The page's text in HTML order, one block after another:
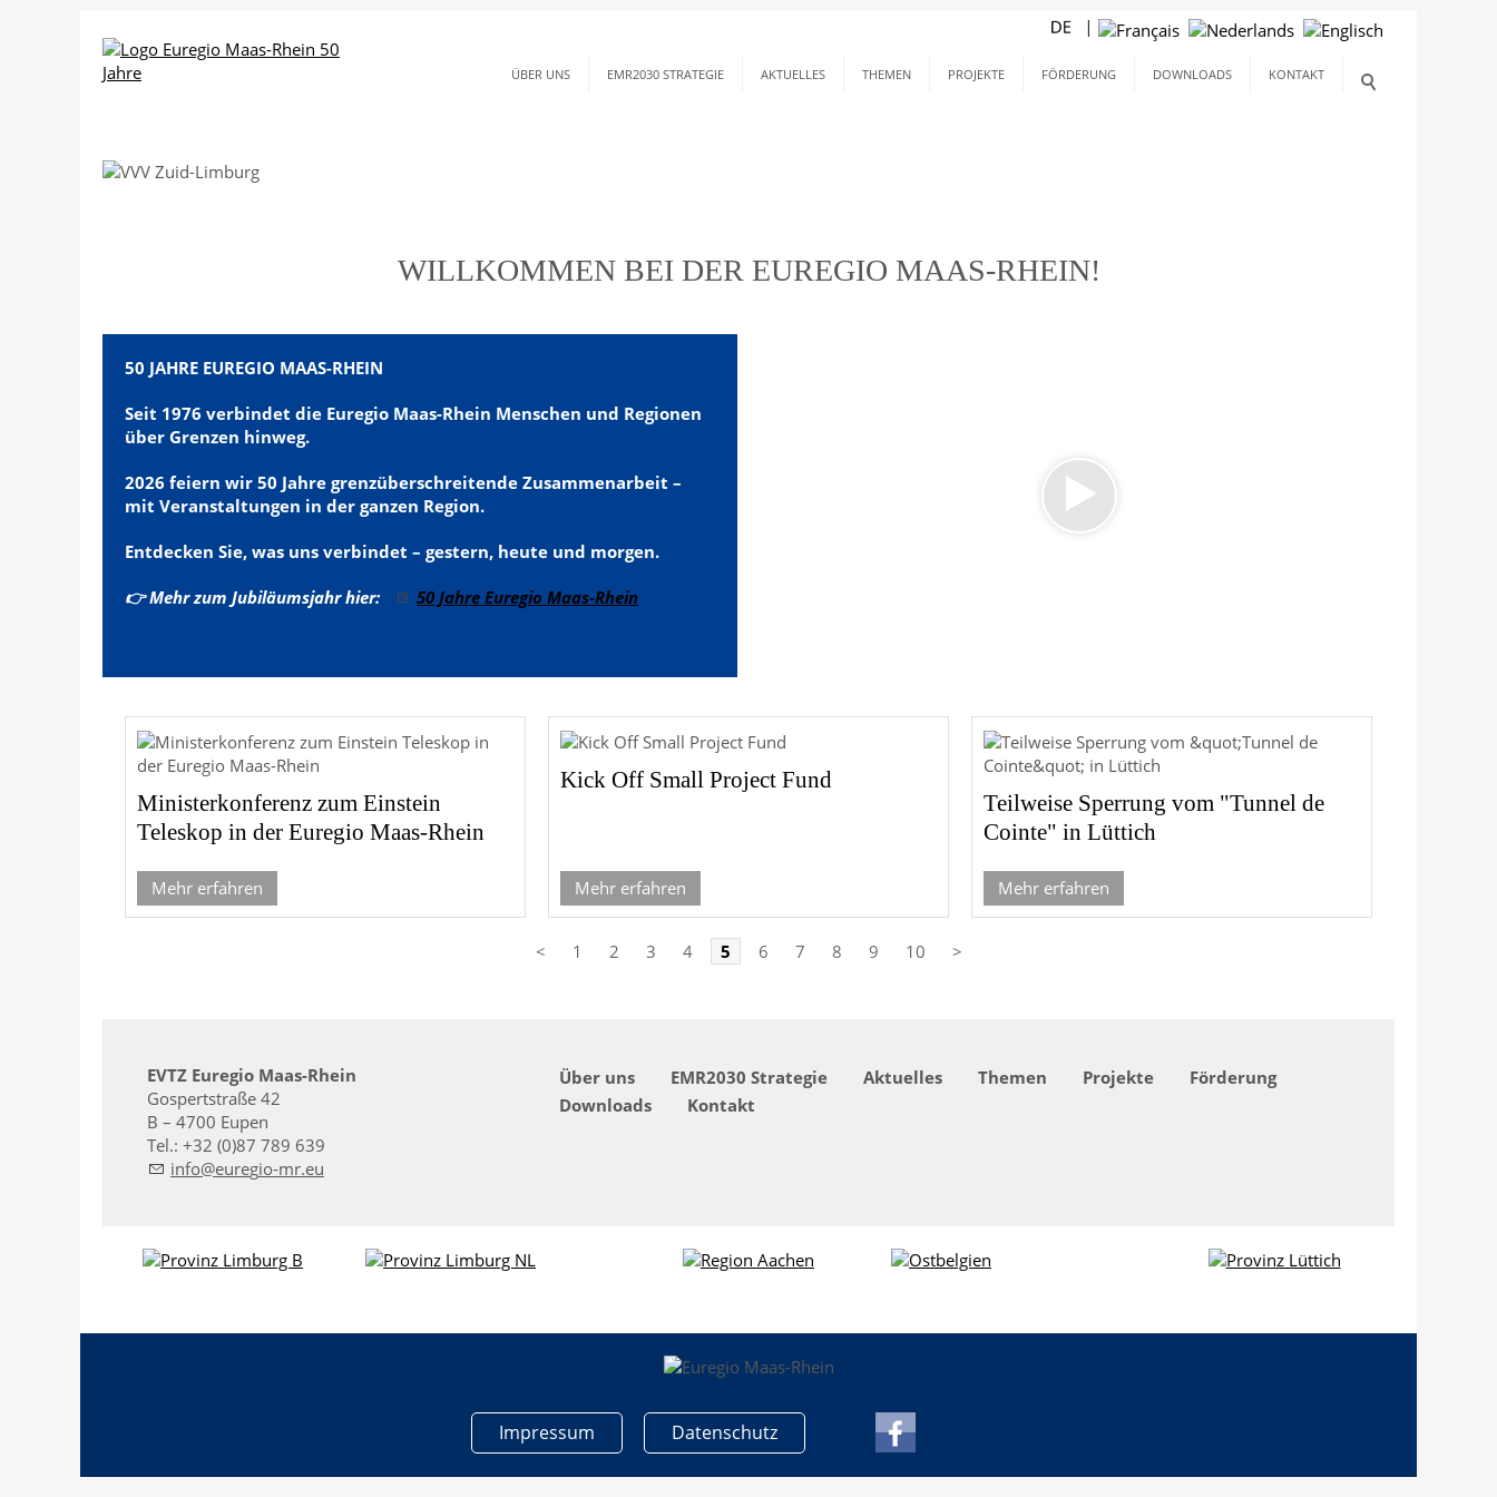
ÜBER UNS EMR2030 STRATEGIE AKTUELLES THEMEN PROJEKTE FÖRDERUNG DOWNLOADS KONTAKT
WILLKOMMEN BEI DER EUREGIO MAAS-RHEIN!
50 JAHRE EUREGIO MAAS-RHEIN
Seit 1976 verbindet die Euregio Maas-Rhein Menschen und Regionen
über Grenzen hinweg.
2026 feiern wir 50 Jahre grenzüberschreitende Zusammenarbeit –
mit Veranstaltungen in der ganzen Region.
Entdecken Sie, was uns verbindet – gestern, heute und morgen.
👉 Mehr zum Jubiläumsjahr hier: 50 Jahre Euregio Maas-Rhein
Ministerkonferenz zum Einstein
Teleskop in der Euregio Maas-Rhein
Mehr erfahren
Kick Off Small Project Fund
Mehr erfahren
Teilweise Sperrung vom "Tunnel de
Cointe" in Lüttich
Mehr erfahren
< 1 2 3 4 5 6 7 8 9 10 >
EVTZ Euregio Maas-Rhein
Gospertstraße 42
B – 4700 Eupen
Tel.: +32 (0)87 789 639
nf
r g -mr
Über uns EMR2030 Strategie Aktuelles Themen Projekte
Förderung
Downloads
Kontakt
Impressum Datenschutz